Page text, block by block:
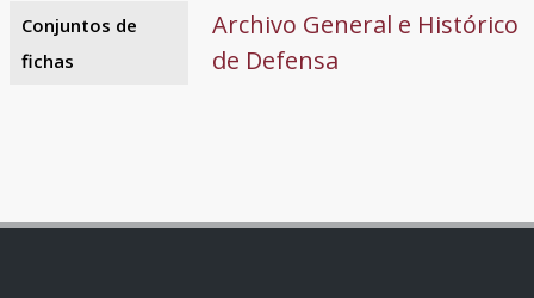
Conjuntos de
fichas
Archivo General e Histórico
de Defensa